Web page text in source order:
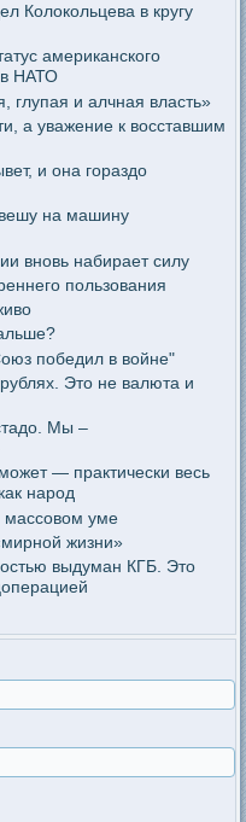
Колокольцева в кругу
американского
в НАТО
глупая и алчная власть»
а уважение к восставшим
и она гораздо
на машину
вновь набирает силу
пользования
победил в войне"
Это не валюта и
Мы –
— практически весь
народ
массовом уме
жизни»
выдуман КГБ. Это